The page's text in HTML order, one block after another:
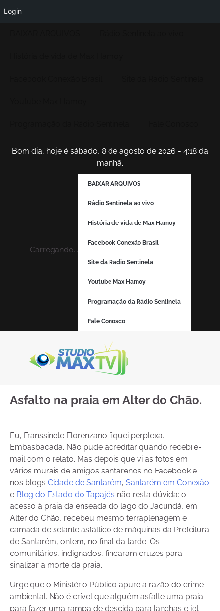
Bom dia, hoje é sábado, 8 de agosto de 2026 - 4:18 da
manhã.
Carregando...
BAIXAR ARQUIVOS
Rádio Sentinela ao vivo
História de vida de Max Hamoy
Facebook Conexão Brasil
Site da Radio Sentinela
Youtube Max Hamoy
Programação da Rádio Sentinela
Fale Conosco
Asfalto na praia em Alter do Chão.
Eu, Franssinete Florenzano fiquei perplexa.
Embasbacada. Não pude acreditar quando recebi e-
mail com o relato. Mas depois que vi as fotos em
vários murais de amigos santarenos no Facebook e
nos blogs Cidade de Santarém, Santarém em Conexão
e Blog do Estado do Tapajós não resta dúvida: o
acesso à praia da enseada do lago do Jacundá, em
Alter do Chão, recebeu mesmo terraplenagem e
camada de selante asfáltico de máquinas da Prefeitura
de Santarém, ontem, no final da tarde. Os
comunitários, indignados, fincaram cruzes para
sinalizar a morte da praia.
Urge que o Ministério Público apure a razão do crime
ambiental. Não é crível que alguém asfalte uma praia
para fazer uma rampa de descida para lanchas e jet
Login